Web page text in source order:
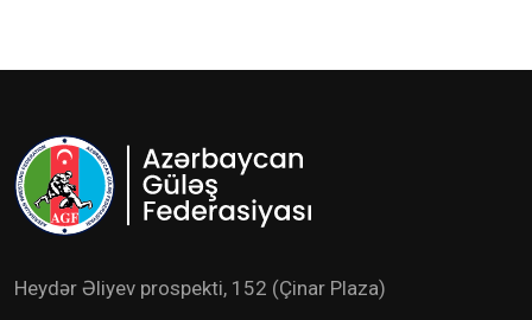
Heydər Əliyev prospekti, 152 (Çinar Plaza)